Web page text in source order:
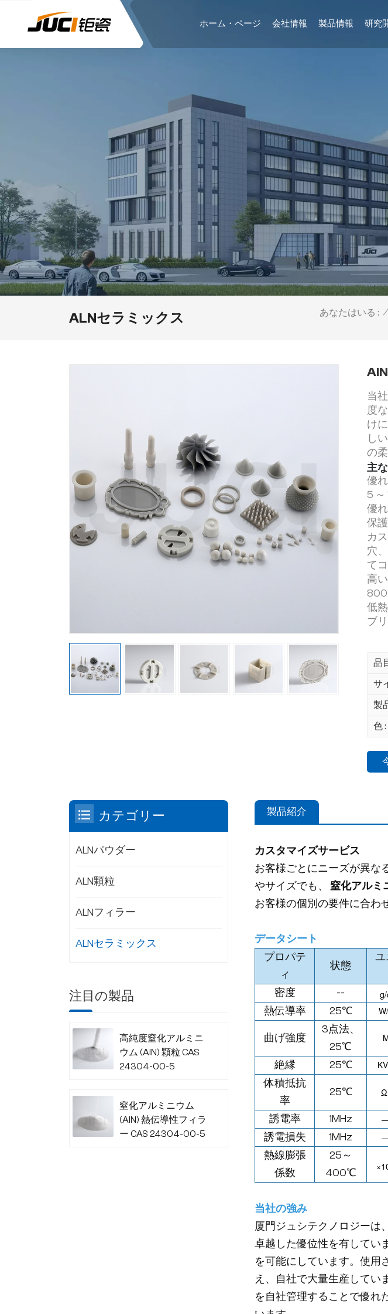
ホーム・ページ 会社情報 製品情報 研究
ALNセラミックス あなたはいる : /
当
度
け
し
の
主
優
5
優
保
カ
穴
て
高
低
ブ
品
サ
製
色 :
製品紹介
カスタマイズサービス
お客様ごとにニーズが異な
やサイズでも、 窒化アルミ
お客様の個別の要件に合わ
データシート
プロパテ
ィ
状態
ユ
密度 --
熱伝導率
25℃ W/
曲げ強度
3点法、
25℃
絶縁 25℃
体積抵抗
率
25℃
誘電率 1MHz
誘電損失
1MHz
熱線膨張
係数
25～
400℃
×
当社の強み
厦門ジュシテクノロジーは
卓越した優位性を有してい
を可能にしています。使用
え、自社で大量生産してい
を自社管理することで優れ
カテゴリー
ALNパウダー
ALN顆粒
ALNフィラー
ALNセラミックス
注目の製品
高純度窒化アルミニ
ウム (AlN) 顆粒 CAS
24304-00-5
窒化アルミニウム
(AlN) 熱伝導性フィラ
ー CAS 24304-00-5